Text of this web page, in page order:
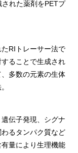
された薬剤をPETプ
RIトレーサー法で
ることで生成され
多数の元素の生体
伝子発現、シグナ
るタンパク質など
量により生理機能